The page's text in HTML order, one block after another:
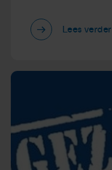
Lees verder